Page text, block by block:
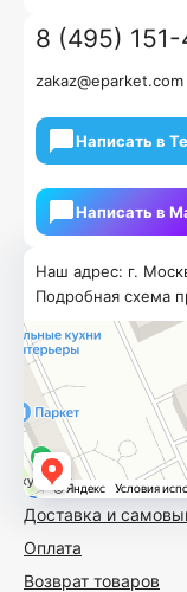
Доставка и
Оплата
Возврат товаров
Наш адрес: г.
Подробная схема
8 (495) 151-
zakaz@eparket.com
Написать в
Написать в